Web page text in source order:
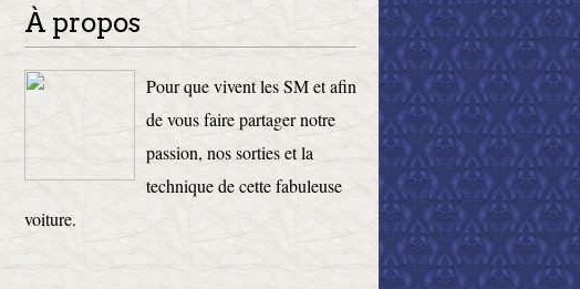
À propos
Pour que vivent les SM et afin
de vous faire partager notre
passion, nos sorties et la
technique de cette fabuleuse
voiture.